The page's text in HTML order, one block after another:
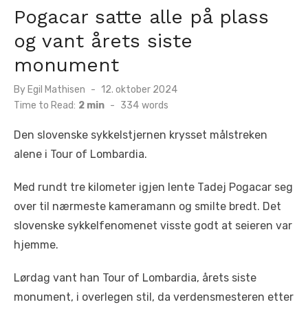
Pogacar satte alle på plass
og vant årets siste
monument
By Egil Mathisen
Posted
on
12. oktober 2024
Time to Read: 2 min - 334 words
Den slovenske sykkelstjernen krysset målstreken
alene i Tour of Lombardia.
Med rundt tre kilometer igjen lente Tadej Pogacar seg
over til nærmeste kameramann og smilte bredt. Det
slovenske sykkelfenomenet visste godt at seieren var
hjemme.
Lørdag vant han Tour of Lombardia, årets siste
monument, i overlegen stil, da verdensmesteren etter